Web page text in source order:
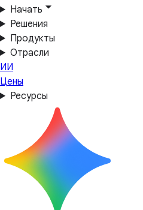
Начать
Решения
Продукты
Отрасли
ИИ
Цены
Ресурсы